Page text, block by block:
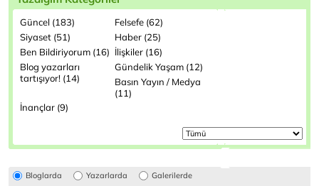
Güncel (183)
Felsefe (62)
Siyaset (51)
Haber (25)
Ben Bildiriyorum (16) İlişkiler (16)
Blog yazarları
tartışıyor! (14)
Gündelik Yaşam (12)
Basın Yayın / Medya
(11)
İnançlar (9)
Bloglarda Yazarlarda Galerilerde